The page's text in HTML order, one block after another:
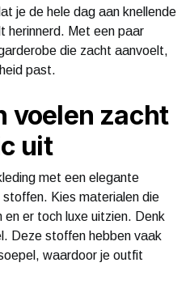
je de hele dag aan knellende
herinnerd. Met een paar
die zacht aanvoelt,
past.
voelen zacht
uit
met een elegante
Kies materialen die
er toch luxe uitzien. Denk
Deze stoffen hebben vaak
waardoor je outfit